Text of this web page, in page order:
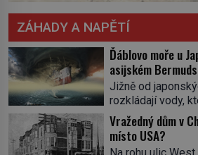
ZÁHADY A NAPĚTÍ
Ďáblovo moře u
asijském
ve spárech
Jižně od
rozkládají vody,
Ďáblovo moře.
mizejících beze
světlech,
Vražedný dům v
místo USA?